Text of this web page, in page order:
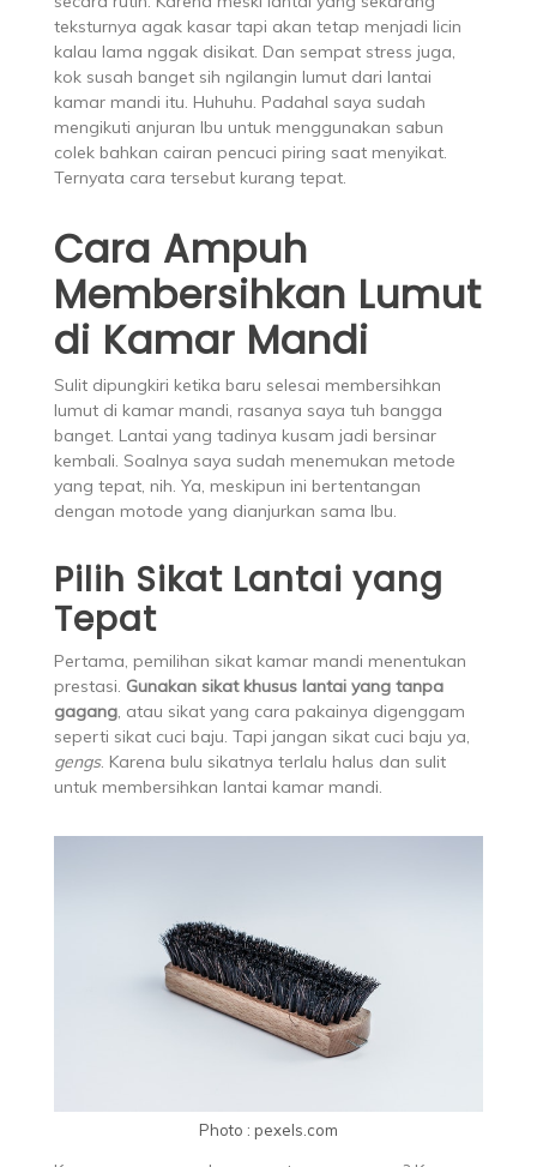
teksturnya agak kasar tapi akan tetap menjadi licin
kalau lama nggak disikat. Dan sempat stress juga,
kok susah banget sih ngilangin lumut dari lantai
kamar mandi itu. Huhuhu. Padahal saya sudah
mengikuti anjuran Ibu untuk menggunakan sabun
colek bahkan cairan pencuci piring saat menyikat.
Ternyata cara tersebut kurang tepat.
Cara Ampuh
Membersihkan Lumut
di Kamar Mandi
Sulit dipungkiri ketika baru selesai membersihkan
lumut di kamar mandi, rasanya saya tuh bangga
banget. Lantai yang tadinya kusam jadi bersinar
kembali. Soalnya saya sudah menemukan metode
yang tepat, nih. Ya, meskipun ini bertentangan
dengan motode yang dianjurkan sama Ibu.
Pilih Sikat Lantai yang
Tepat
Pertama, pemilihan sikat kamar mandi menentukan
prestasi. Gunakan sikat khusus lantai yang tanpa
gagang, atau sikat yang cara pakainya digenggam
seperti sikat cuci baju. Tapi jangan sikat cuci baju ya,
gengs. Karena bulu sikatnya terlalu halus dan sulit
untuk membersihkan lantai kamar mandi.
Photo : pexels.com